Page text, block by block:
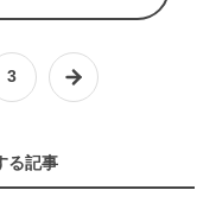
3
る記事